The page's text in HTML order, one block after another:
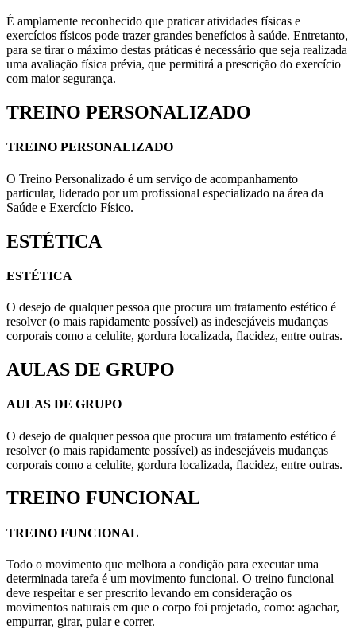
É amplamente reconhecido que praticar atividades físicas e
exercícios físicos pode trazer grandes benefícios à saúde. Entretanto,
para se tirar o máximo destas práticas é necessário que seja realizada
uma avaliação física prévia, que permitirá a prescrição do exercício
com maior segurança.
TREINO PERSONALIZADO
TREINO PERSONALIZADO
O Treino Personalizado é um serviço de acompanhamento
particular, liderado por um profissional especializado na área da
Saúde e Exercício Físico.
ESTÉTICA
ESTÉTICA
O desejo de qualquer pessoa que procura um tratamento estético é
resolver (o mais rapidamente possível) as indesejáveis mudanças
corporais como a celulite, gordura localizada, flacidez, entre outras.
AULAS DE GRUPO
AULAS DE GRUPO
O desejo de qualquer pessoa que procura um tratamento estético é
resolver (o mais rapidamente possível) as indesejáveis mudanças
corporais como a celulite, gordura localizada, flacidez, entre outras.
TREINO FUNCIONAL
TREINO FUNCIONAL
Todo o movimento que melhora a condição para executar uma
determinada tarefa é um movimento funcional. O treino funcional
deve respeitar e ser prescrito levando em consideração os
movimentos naturais em que o corpo foi projetado, como: agachar,
empurrar, girar, pular e correr.